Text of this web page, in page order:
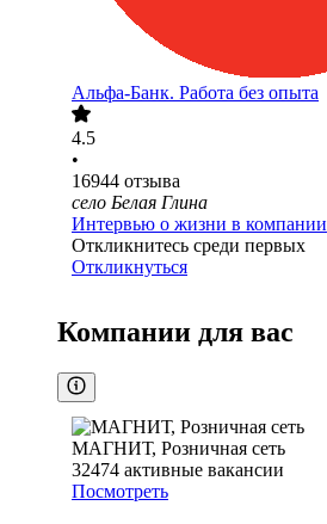
Альфа-Банк. Работа без опыта
4.5
•
16944 отзыва
село Белая Глина
Интервью о жизни в компании
Откликнитесь среди первых
Откликнуться
Компании для вас
МАГНИТ, Розничная сеть
32474 активные вакансии
Посмотреть